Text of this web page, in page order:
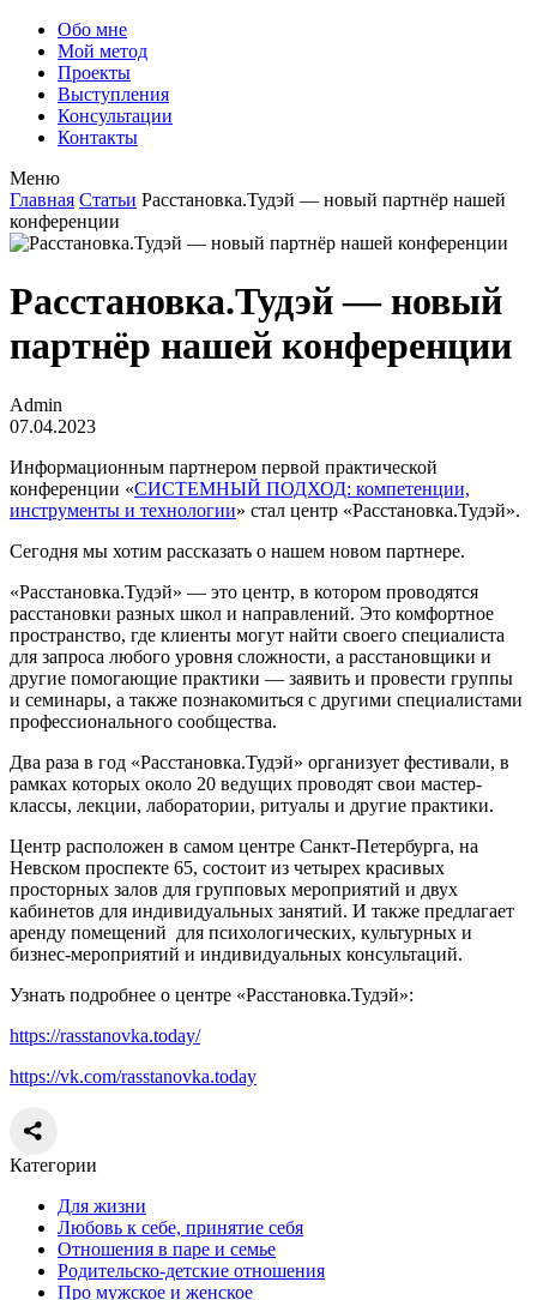
Обо мне
Мой метод
Проекты
Выступления
Консультации
Контакты
Меню
Главная Статьи Расстановка.Тудэй — новый партнёр нашей
конференции
Расстановка.Тудэй — новый
партнёр нашей конференции
Admin
07.04.2023
Информационным партнером первой практической
конференции «СИСТЕМНЫЙ ПОДХОД: компетенции,
инструменты и технологии» стал центр «Расстановка.Тудэй».
Сегодня мы хотим рассказать о нашем новом партнере.
«Расстановка.Тудэй» — это центр, в котором проводятся
расстановки разных школ и направлений. Это комфортное
пространство, где клиенты могут найти своего специалиста
для запроса любого уровня сложности, а расстановщики и
другие помогающие практики — заявить и провести группы
и семинары, а также познакомиться с другими специалистами
профессионального сообщества.
Два раза в год «Расстановка.Тудэй» организует фестивали, в
рамках которых около 20 ведущих проводят свои мастер-
классы, лекции, лаборатории, ритуалы и другие практики.
Центр расположен в самом центре Санкт-Петербурга, на
Невском проспекте 65, состоит из четырех красивых
просторных залов для групповых мероприятий и двух
кабинетов для индивидуальных занятий. И также предлагает
аренду помещений для психологических, культурных и
бизнес-мероприятий и индивидуальных консультаций.
Узнать подробнее о центре «Расстановка.Тудэй»:
https://rasstanovka.today/
https://vk.com/rasstanovka.today
Категории
Для жизни
Любовь к себе, принятие себя
Отношения в паре и семье
Родительско-детские отношения
Про мужское и женское